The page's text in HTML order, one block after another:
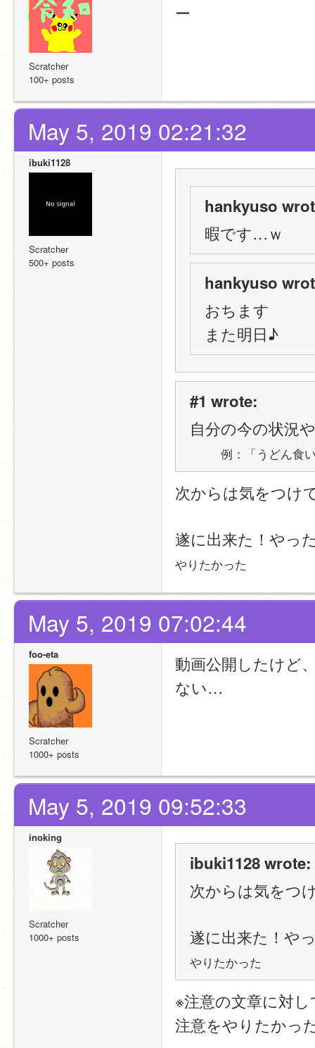
Scratcher
100+ posts
ー
May 5, 2019 02:21:32
ibuki1128
Scratcher
500+ posts
hankyuso
暇です…ｗ
hankyuso
おちます
また明日♪
#1 wrote:
自分の今の状況
例：「うどん食
次からは気をつけ
遂に出来た！やっ
やりたかった
May 5, 2019 07:02:44
foo-eta
Scratcher
1000+ posts
動画公開したけど
ない…
May 5, 2019 09:52:33
inoking
Scratcher
1000+ posts
ibuki1128 wrote:
次からは気をつ
遂に出来た！や
やりたかった
※注意の文章に対
注意をやりたかっ